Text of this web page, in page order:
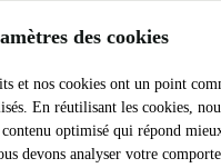
des cookies
et nos cookies ont un point
En réutilisant les cookies,
optimisé qui répond
devons analyser votre
refurbed rapidement et facilement